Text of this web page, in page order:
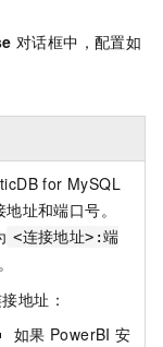
对话框中，配置如
for MySQL
址和端口号。
<连接地址>:端
。
地址：
如果 PowerBI 安